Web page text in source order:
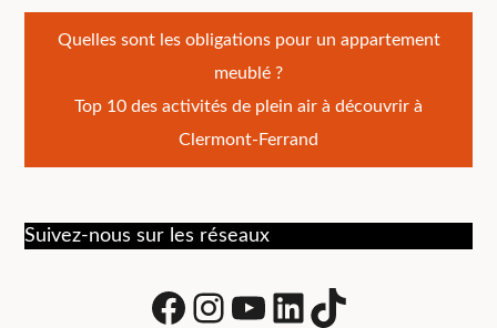
Navigation
de
Quelles sont les obligations pour un appartement
meublé ?
Top 10 des activités de plein air à découvrir à
Clermont-Ferrand
Suivez-nous sur les réseaux
Facebook
Instagram
Youtube
LinkedIn
tiktok